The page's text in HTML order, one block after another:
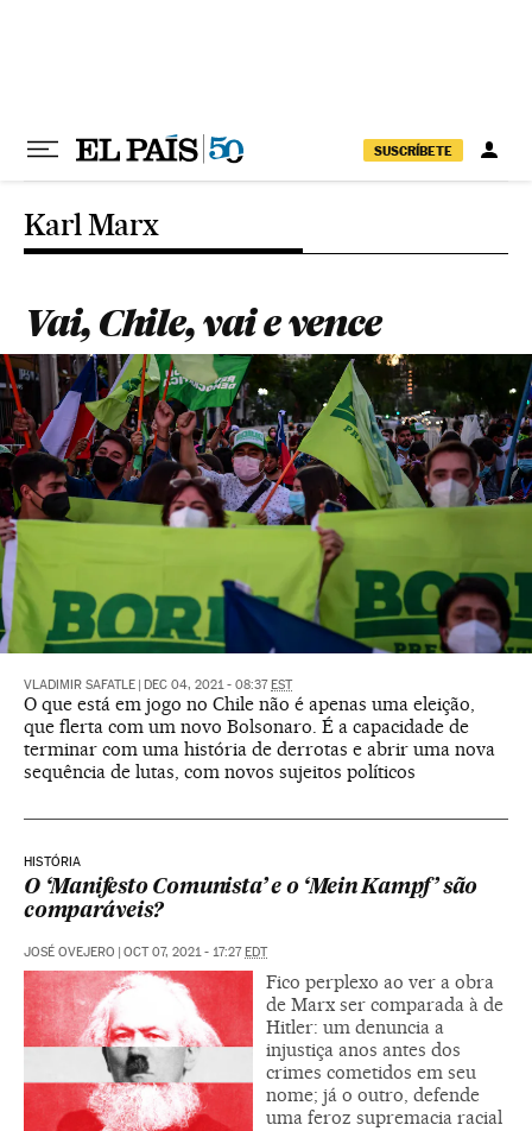
SUSCRÍBETE
Karl Marx
Vai, Chile, vai e vence
VLADIMIR SAFATLE DEC 04, 2021 - 08:37 EST
O que está em jogo no Chile não é apenas uma eleição,
que flerta com um novo Bolsonaro. É a capacidade de
terminar com uma história de derrotas e abrir uma nova
sequência de lutas, com novos sujeitos políticos
HISTÓRIA
O ‘Manifesto Comunista’ e o ‘Mein Kampf’ são
comparáveis?
JOSÉ OVEJERO OCT 07, 2021 - 17:27 EDT
Fico perplexo ao ver a obra
de Marx ser comparada à de
Hitler: um denuncia a
injustiça anos antes dos
crimes cometidos em seu
nome; já o outro, defende
uma feroz supremacia racial